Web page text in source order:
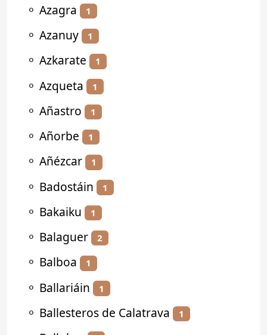
⚬ Azagra 1
⚬ Azanuy 1
⚬ Azkarate 1
⚬ Azqueta 1
⚬ Añastro 1
⚬ Añorbe 1
⚬ Añézcar 1
⚬ Badostáin 1
⚬ Bakaiku 1
⚬ Balaguer 2
⚬ Balboa 1
⚬ Ballariáin 1
⚬ Ballesteros de Calatrava 1